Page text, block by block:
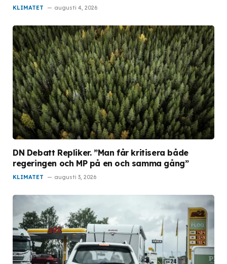
KLIMATET augusti 4, 2026
DN Debatt Repliker. ”Man får kritisera både
regeringen och MP på en och samma gång”
KLIMATET augusti 3, 2026